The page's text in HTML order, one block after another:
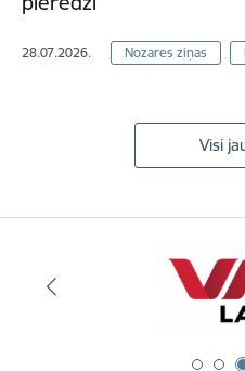
28.07.2026. Nozares ziņas
Visi